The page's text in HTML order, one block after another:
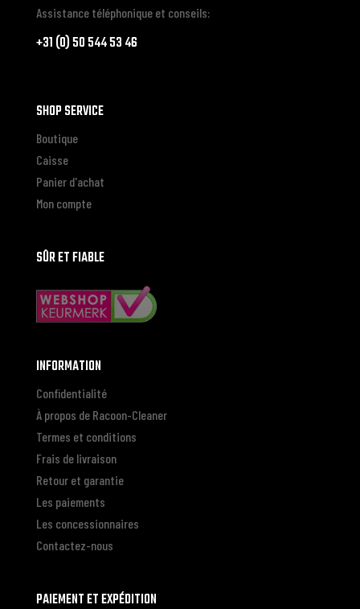
Assistance téléphonique et conseils:
+31 (0) 50 544 53 46
SHOP SERVICE
Boutique
Caisse
Panier d'achat
Mon compte
SÛR ET FIABLE
INFORMATION
Confidentialité
À propos de Racoon-Cleaner
Termes et conditions
Frais de livraison
Retour et garantie
Les paiements
Les concessionnaires
Contactez-nous
PAIEMENT ET EXPÉDITION